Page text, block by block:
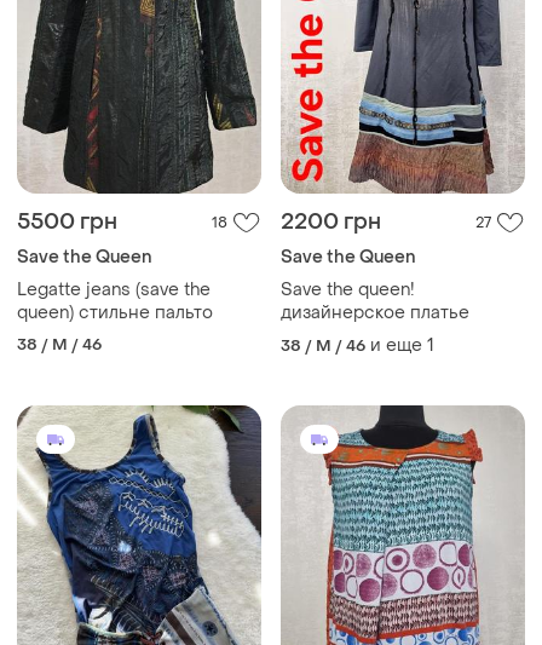
5500 грн 18
Save the Queen
Legatte jeans (save the
queen) стильне пальто
38 / M / 46
2200 грн 27
Save the Queen
Save the queen!
дизайнерское платье
38 / M / 46 и еще 1